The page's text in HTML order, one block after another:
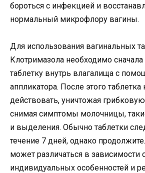
бороться с инфекцией и
нормальный микрофлору вагины.
Для использования вагинальных
Клотримазола необходимо сначала
таблетку внутрь влагалища с
аппликатора. После этого таблетка
действовать, уничтожая
снимая симптомы молочницы,
и выделения. Обычно таблетки
течение 7 дней, однако
может различаться в зависимости
индивидуальных особенностей и